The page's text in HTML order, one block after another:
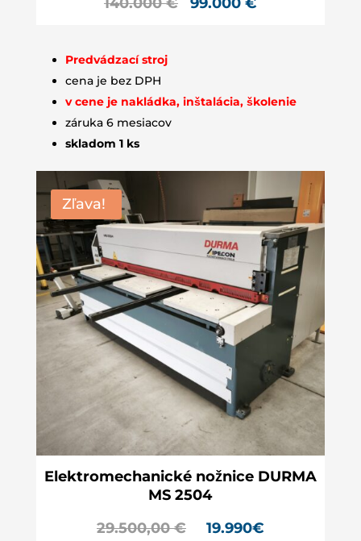
Predvádzací stroj
cena je bez DPH
v cene je nakládka, inštalácia, školenie
záruka 6 mesiacov
skladom 1 ks
Zľava!
Elektromechanické nožnice DURMA
MS 2504
29.500,00€ 19.990€